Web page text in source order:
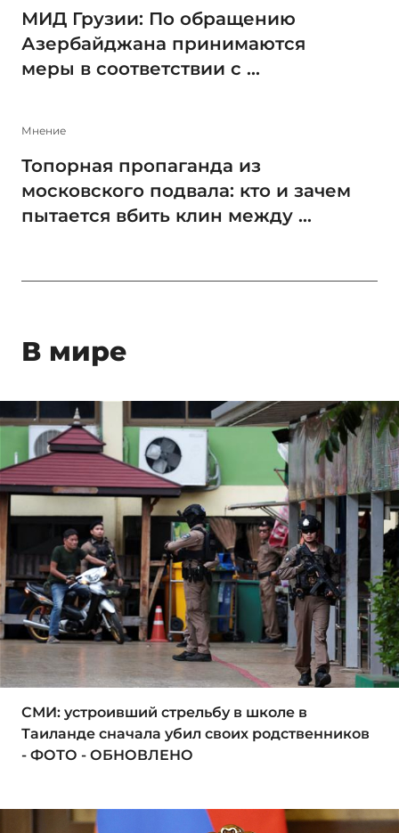
МИД Грузии: По обращению
Азербайджана принимаются
меры в соответствии с ...
Мнение
Топорная пропаганда из
московского подвала: кто и зачем
пытается вбить клин между ...
В мире
СМИ: устроивший стрельбу в школе в
Таиланде сначала убил своих родственников
- ФОТО - ОБНОВЛЕНО